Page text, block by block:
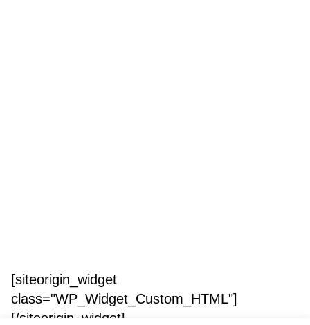
[siteorigin_widget
class="WP_Widget_Custom_HTML"]
[/siteorigin_widget]